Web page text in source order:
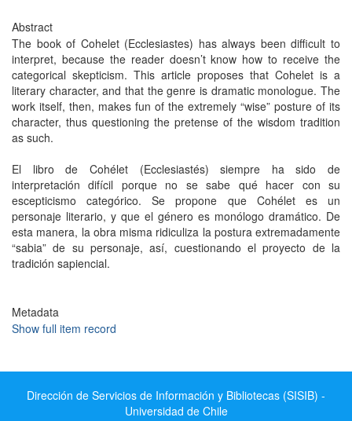
Abstract
The book of Cohelet (Ecclesiastes) has always been difficult to
interpret, because the reader doesn’t know how to receive the
categorical skepticism. This article proposes that Cohelet is a
literary character, and that the genre is dramatic monologue. The
work itself, then, makes fun of the extremely “wise” posture of its
character, thus questioning the pretense of the wisdom tradition
as such.
El libro de Cohélet (Ecclesiastés) siempre ha sido de
interpretación difícil porque no se sabe qué hacer con su
escepticismo categórico. Se propone que Cohélet es un
personaje literario, y que el género es monólogo dramático. De
esta manera, la obra misma ridiculiza la postura extremadamente
“sabia” de su personaje, así, cuestionando el proyecto de la
tradición sapiencial.
Metadata
Show full item record
Dirección de Servicios de Información y Bibliotecas (SISIB) -
Universidad de Chile